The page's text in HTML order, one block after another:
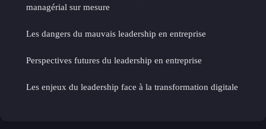
managérial sur mesure
Les dangers du mauvais leadership en entreprise
Perspectives futures du leadership en entreprise
Les enjeux du leadership face à la transformation digitale